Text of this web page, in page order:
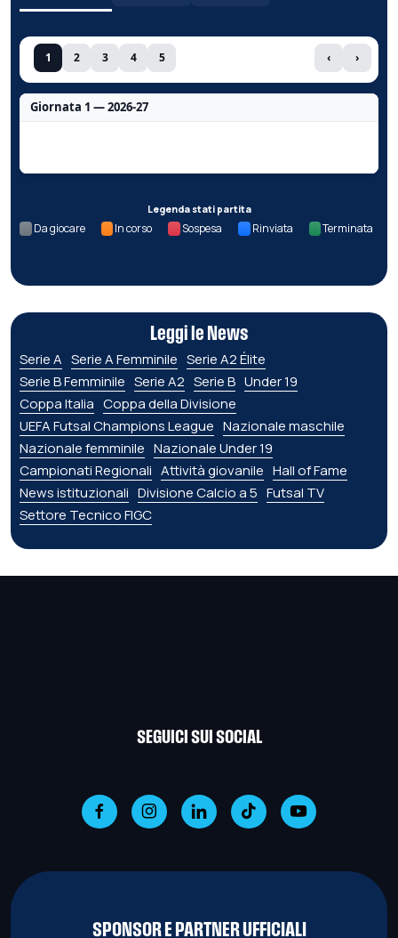
1 2 3 4 5 ‹ ›
Giornata 1 — 2026-27
Legenda stati partita
Da giocare In corso Sospesa Rinviata Terminata
Leggi le News
Serie A Serie A Femminile Serie A2 Élite
Serie B Femminile Serie A2 Serie B Under 19
Coppa Italia Coppa della Divisione
UEFA Futsal Champions League Nazionale maschile
Nazionale femminile Nazionale Under 19
Campionati Regionali Attività giovanile Hall of Fame
News istituzionali Divisione Calcio a 5 Futsal TV
Settore Tecnico FIGC
SEGUICI SUI SOCIAL
SPONSOR E PARTNER UFFICIALI